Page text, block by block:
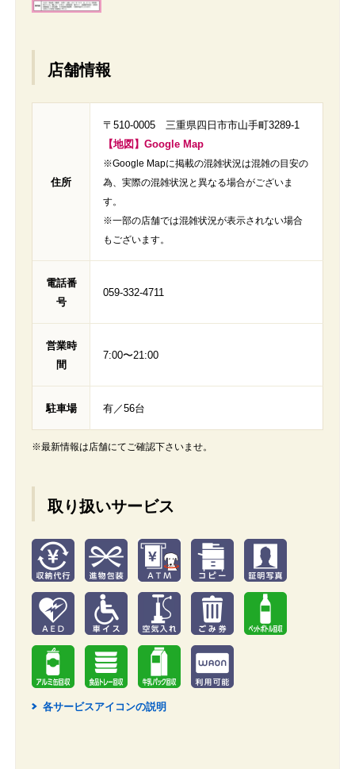
店舗情報
住所
〒510-0005 三重県四日市市山手町3289-1
【地図】Google Map
※Google Mapに掲載の混雑状況は混雑の目安の
為、実際の混雑状況と異なる場合がございま
す。
※一部の店舗では混雑状況が表示されない場合
もございます。
電話番
号
059-332-4711
営業時
間
7:00〜21:00
駐車場 有／56台
※最新情報は店舗にてご確認下さいませ。
取り扱いサービス
2 各サービスアイコンの説明